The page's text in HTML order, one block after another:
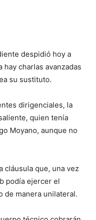
despidió hoy a
charlas avanzadas
su sustituto.
dirigenciales, la
quien tenía
Moyano, aunque no
cláusula que, una vez
podía ejercer el
de manera unilateral.